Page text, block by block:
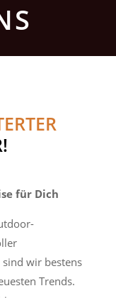
für Dich
sind wir bestens
Trends.